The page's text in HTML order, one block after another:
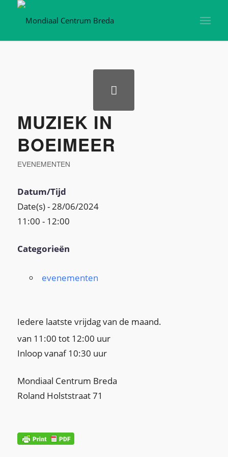
MUZIEK IN
BOEIMEER
EVENEMENTEN
Datum/Tijd
Date(s) - 28/06/2024
11:00 - 12:00
Categorieën
evenementen
Iedere laatste vrijdag van de maand.
van 11:00 tot 12:00 uur
Inloop vanaf 10:30 uur
Mondiaal Centrum Breda
Roland Holststraat 71